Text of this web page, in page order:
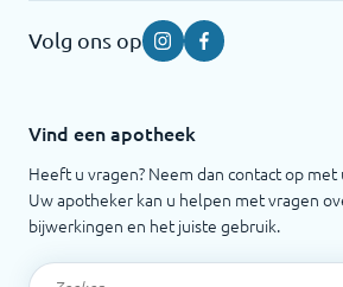
Volg ons op InstagramFacebook
Vind een apotheek
Heeft u vragen? Neem dan contact op
Uw apotheker kan u helpen met vragen
bijwerkingen en het juiste gebruik.